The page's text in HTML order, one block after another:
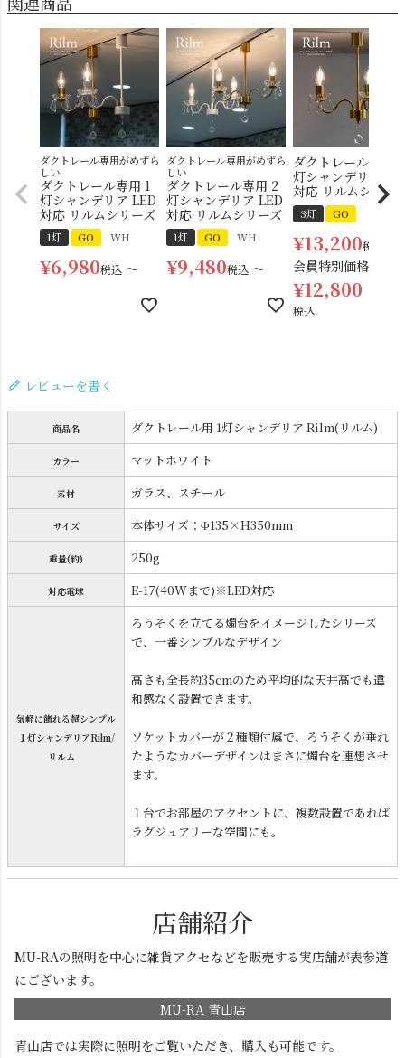
ダクトレール専用がめずら
しい
ダクトレール専用 1
灯シャンデリア LED
対応 リルムシリーズ
1灯 GO WH
¥6,980税込 〜
ダクトレール専用がめずら
しい
ダクトレール専用 2
灯シャンデリア LED
対応 リルムシリーズ
1灯 GO WH
¥9,480税込 〜
ダクトレール専用 3
灯シャンデリア
対応 リルムシリー
3灯 GO
¥13,200税込
会員特別価格
¥12,800
税込
レビューを書く
商品名 ダクトレール用 1灯シャンデリア Rilm(リルム)
カラー マットホワイト
素材 ガラス、スチール
サイズ 本体サイズ：Φ135×H350mm
重量(約) 250g
対応電球 E-17(40Wまで)※LED対応
気軽に飾れる超シンプル
１灯シャンデリアRilm/
リルム
ろうそくを立てる燭台をイメージしたシリーズ
で、一番シンプルなデザイン
高さも全長約35cmのため平均的な天井高でも違
和感なく設置できます。
ソケットカバーが２種類付属で、ろうそくが垂れ
たようなカバーデザインはまさに燭台を連想させ
ます。
１台でお部屋のアクセントに、複数設置であれば
ラグジュアリーな空間にも。
店舗紹介
MU-RAの照明を中心に雑貨アクセなどを販売する実店舗が表参道
にございます。
MU-RA 青山店
青山店では実際に照明をご覧いただき、購入も可能です。